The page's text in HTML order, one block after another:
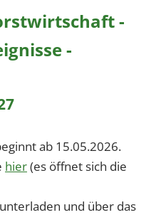
-
-
ab 15.05.2026.
hier(es öffnet sich die
und über das